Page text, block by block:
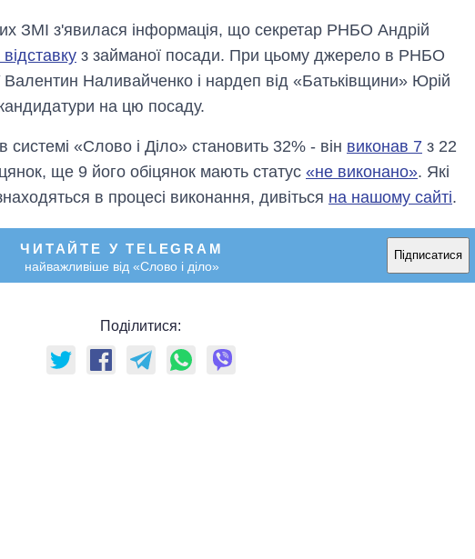
ЗМІ з'явилася інформація, що секретар РНБО Андрій
з займаної посади. При цьому джерело в РНБО
Наливайченко і нардеп від «Батьківщини» Юрій
на цю посаду.
системі «Слово і Діло» становить 32% - він виконав 7 з 22
ще 9 його обіцянок мають статус «не виконано». Які
в процесі виконання, дивіться на нашому сайті.
ЧИТАЙТЕ У TELEGRAM
найважливіше від «Слово і діло»
Підписатися
Поділитися: